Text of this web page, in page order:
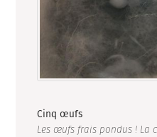
Cinq œufs
Les œufs frais pondus ! La